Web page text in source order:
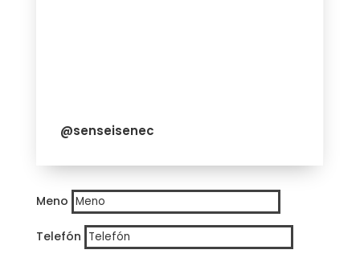
@senseisenec
Meno
Telefón